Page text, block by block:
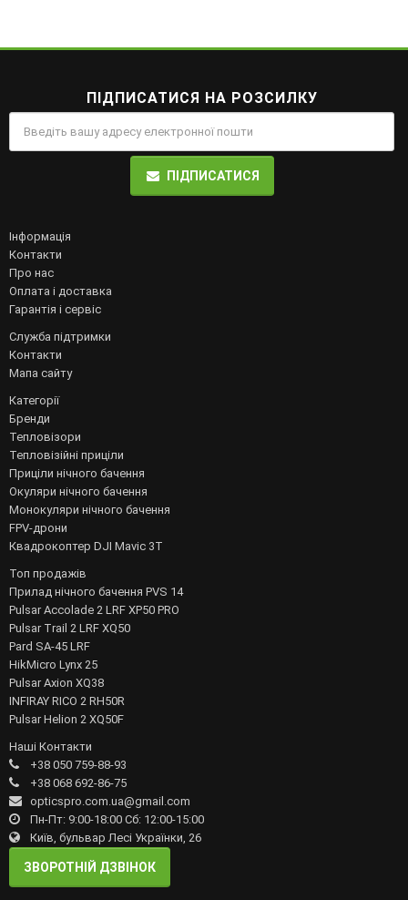
ПІДПИСАТИСЯ НА РОЗСИЛКУ
ПІДПИСАТИСЯ
Інформація
Контакти
Про нас
Оплата і доставка
Гарантія і сервіс
Служба підтримки
Контакти
Мапа сайту
Категорії
Бренди
Тепловізори
Тепловізійні приціли
Приціли нічного бачення
Окуляри нічного бачення
Монокуляри нічного бачення
FPV-дрони
Квадрокоптер DJI Mavic 3T
Топ продажів
Прилад нічного бачення PVS 14
Pulsar Accolade 2 LRF XP50 PRO
Pulsar Trail 2 LRF XQ50
Pard SA-45 LRF
HikMicro Lynx 25
Pulsar Axion XQ38
INFIRAY RICO 2 RH50R
Pulsar Helion 2 XQ50F
Наші Контакти
+38 050 759-88-93
+38 068 692-86-75
opticspro.com.ua@gmail.com
Пн-Пт: 9:00-18:00 Сб: 12:00-15:00
Київ, бульвар Лесі Українки, 26
ЗВОРОТНІЙ ДЗВІНОК